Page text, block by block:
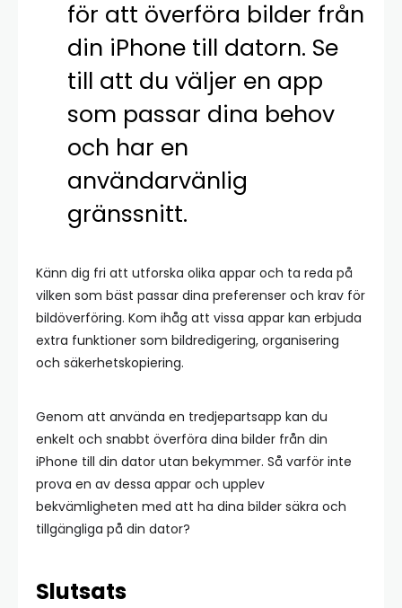
för att överföra bilder från
din iPhone till datorn. Se
till att du väljer en app
som passar dina behov
och har en
användarvänlig
gränssnitt.
Känn dig fri att utforska olika appar och ta reda på
vilken som bäst passar dina preferenser och krav för
bildöverföring. Kom ihåg att vissa appar kan erbjuda
extra funktioner som bildredigering, organisering
och säkerhetskopiering.
Genom att använda en tredjepartsapp kan du
enkelt och snabbt överföra dina bilder från din
iPhone till din dator utan bekymmer. Så varför inte
prova en av dessa appar och upplev
bekvämligheten med att ha dina bilder säkra och
tillgängliga på din dator?
Slutsats